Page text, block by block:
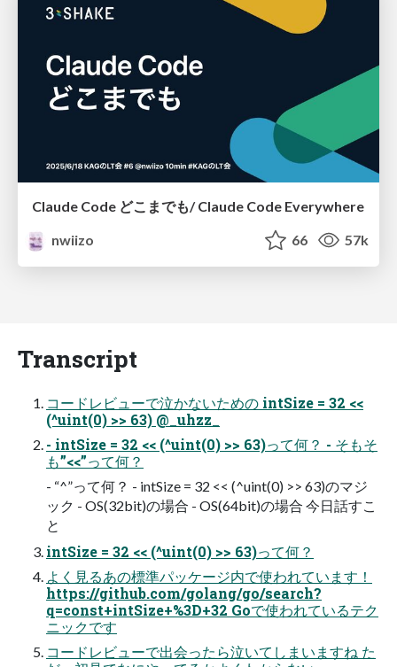
Claude Code どこまでも/ Claude Code Everywhere
nwiizo
66 57k
Transcript
コードレビューで泣かないための intSize = 32 <<
(^uint(0) >> 63) @_uhzz_
- intSize = 32 << (^uint(0) >> 63)って何？ - そもそ
も”<<”って何？
- “^”って何？ - intSize = 32 << (^uint(0) >> 63)のマジ
ック - OS(32bit)の場合 - OS(64bit)の場合 今日話すこ
と
intSize = 32 << (^uint(0) >> 63)って何？
よく見るあの標準パッケージ内で使われています！
https://github.com/golang/go/search?
q=const+intSize+%3D+32 Goで使われているテク
ニックです
コードレビューで出会ったら泣いてしまいますね た